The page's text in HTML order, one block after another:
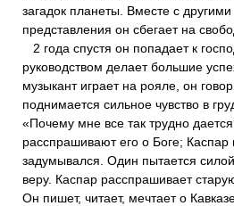
загадок планеты. Вместе с другими
представления он сбегает на
2 года спустя он попадает к
руководством делает большие
музыкант играет на рояле, он
поднимается сильное чувство в
«Почему мне все так трудно
расспрашивают его о Боге; Каспар
задумывался. Один пытается силой
веру. Каспар расспрашивает
Он пишет, читает, мечтает о